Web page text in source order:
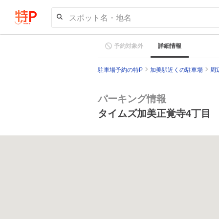
スポット名・地名
予約対象外 詳細情報
駐車場予約の特P 加美駅近くの駐車場 周
パーキング情報
タイムズ加美正覚寺4丁目